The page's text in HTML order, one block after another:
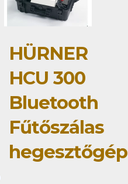
HÜRNER
HCU 300
Bluetooth
Fűtőszálas
hegesztőgép